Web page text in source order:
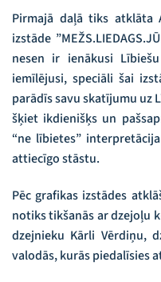
Pirmajā daļā tiks atklāta
izstāde
nesen ir ienākusi
iemīlējusi, speciāli šai
parādīs savu skatījumu uz
šķiet ikdienišķs un
“ne lībietes”
attiecīgo stāstu.
Pēc grafikas izstādes
notiks tikšanās ar dzejoļu
dzejnieku Kārli Vērdiņu,
valodās, kurās piedalīsies